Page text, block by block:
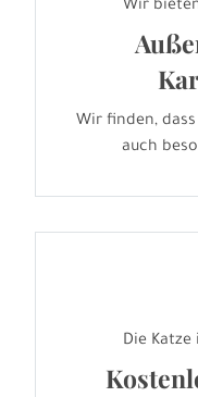
Wir
Wir finden,
auch
Die Katze